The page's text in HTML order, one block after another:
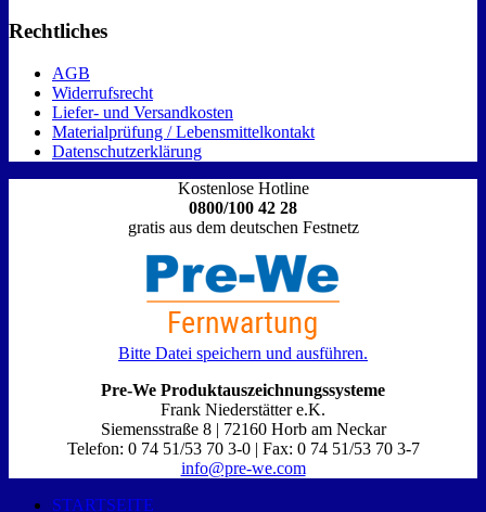
Rechtliches
AGB
Widerrufsrecht
Liefer- und Versandkosten
Materialprüfung / Lebensmittelkontakt
Datenschutzerklärung
Kostenlose Hotline
0800/100 42 28
gratis aus dem deutschen Festnetz
Bitte Datei speichern und ausführen.
Pre-We Produktauszeichnungssysteme
Frank Niederstätter e.K.
Siemensstraße 8 | 72160 Horb am Neckar
Telefon: 0 74 51/53 70 3-0 | Fax: 0 74 51/53 70 3-7
info@pre-we.com
STARTSEITE